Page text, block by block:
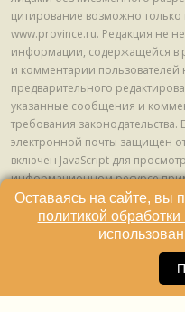
цитирование возможно только
www.province.ru. Редакция не
информации, содержащейся в
и комментарии
предварительного
указанные сообщения и
требования законодательства.
электронной почты защищен
включен JavaScript для
информационном ресурсе
технологии (информационные
информации на основе сбора,
относящихся к предпочтениям
находящихся на территории
Оставаясь на сайте, вы
политикой